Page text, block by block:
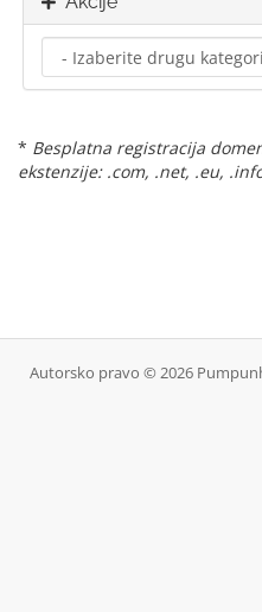
* Besplatna registracija
ekstenzije: .com, .net, .eu,
Autorsko pravo © 2026